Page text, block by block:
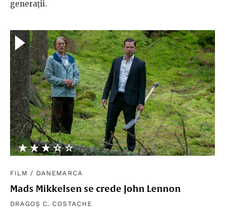
generații.
★★★★★
☆☆☆☆☆
FILM / DANEMARCA
Mads Mikkelsen se crede John Lennon
DRAGOȘ C. COSTACHE